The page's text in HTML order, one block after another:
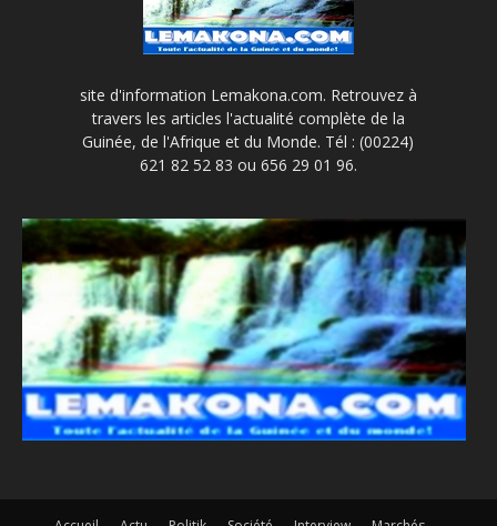
site d'information Lemakona.com. Retrouvez à
travers les articles l'actualité complète de la
Guinée, de l'Afrique et du Monde. Tél : (00224)
621 82 52 83 ou 656 29 01 96.